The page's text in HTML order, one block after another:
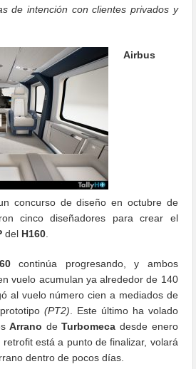
de intención con clientes privados y
Airbus
concurso de diseño en octubre de
cinco diseñadores para crear el
del H160
continúa progresando, y ambos
vuelo acumulan ya alrededor de 140
al vuelo número cien a mediados de
(PT2) . Este último ha volado
Arrano deTurbomeca desde enero
retrofit está a punto de finalizar, volará
dentro de pocos días.